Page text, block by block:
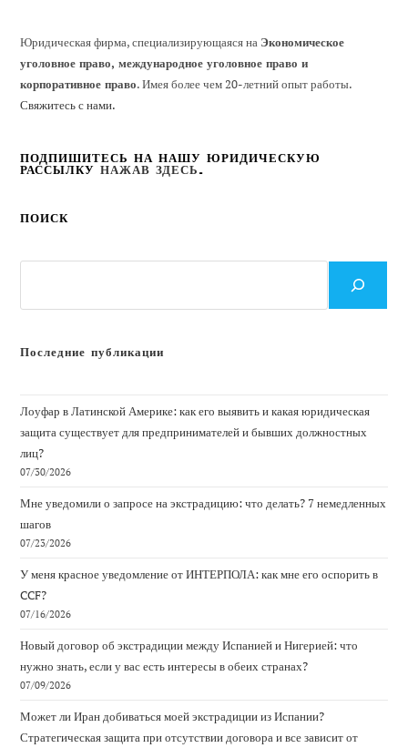
Юридическая фирма, специализирующаяся на Экономическое
уголовное право, международное уголовное право и
корпоративное право. Имея более чем 20-летний опыт работы.
Свяжитесь с нами.
ПОДПИШИТЕСЬ НА НАШУ ЮРИДИЧЕСКУЮ
РАССЫЛКУНАЖАВ ЗДЕСЬ .
ПОИСК
Последние публикации
Лоуфар в Латинской Америке: как его выявить и какая юридическая
защита существует для предпринимателей и бывших должностных
лиц?
07/30/2026
Мне уведомили о запросе на экстрадицию: что делать? 7 немедленных
шагов
07/23/2026
У меня красное уведомление от ИНТЕРПОЛА: как мне его оспорить в
CCF?
07/16/2026
Новый договор об экстрадиции между Испанией и Нигерией: что
нужно знать, если у вас есть интересы в обеих странах?
07/09/2026
Может ли Иран добиваться моей экстрадиции из Испании?
Стратегическая защита при отсутствии договора и все зависит от